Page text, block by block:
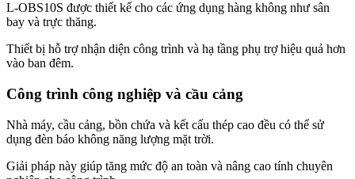
L-OBS10S được thiết kế cho các ứng dụng hàng không như sân
bay và trực thăng.
Thiết bị hỗ trợ nhận diện công trình và hạ tầng phụ trợ hiệu quả hơn
vào ban đêm.
Công trình công nghiệp và cầu cảng
Nhà máy, cầu cảng, bồn chứa và kết cấu thép cao đều có thể sử
dụng đèn báo không năng lượng mặt trời.
Giải pháp này giúp tăng mức độ an toàn và nâng cao tính chuyên